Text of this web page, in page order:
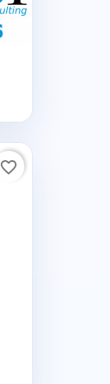
favorite_border